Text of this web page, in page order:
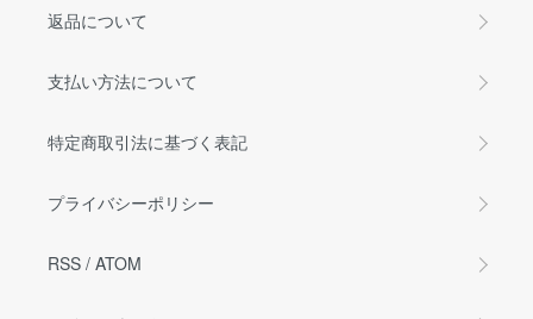
返品について
支払い方法について
特定商取引法に基づく表記
プライバシーポリシー
RSS / ATOM